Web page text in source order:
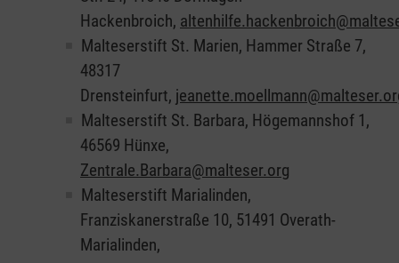
Hackenbroich,
Malteserstift St. Marien, Hammer Straße 7,
48317
Drensteinfurt,
Malteserstift St. Barbara, Högemannshof 1,
46569 Hünxe,
Zentrale.Barbara@malteser.org
Malteserstift Marialinden,
Franziskanerstraße 10, 51491 Overath-
Marialinden,